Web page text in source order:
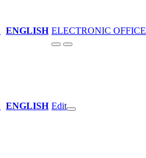
ENGLISH ELECTRONIC OFFICE
ENGLISH Edit